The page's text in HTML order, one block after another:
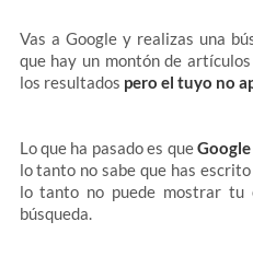
Vas a Google y realizas una
que hay un montón de
los resultados pero el tuyo no
Lo que ha pasado es que
lo tanto no sabe que has
lo tanto no puede mostrar tu
búsqueda.